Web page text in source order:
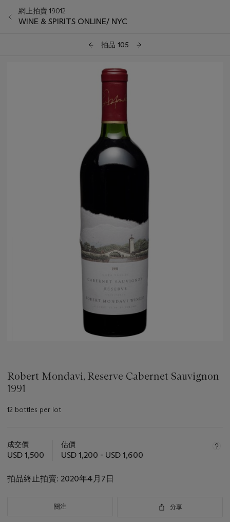
網上拍賣 19012
WINE & SPIRITS ONLINE/ NYC
拍品 105
Robert Mondavi, Reserve Cabernet Sauvignon
1991
12 bottles per lot
此
拍
重
成交價
USD 1,500
估價
USD 1,200 - USD 1,600
拍品終止拍賣: 2020年4月7日
關注 分享